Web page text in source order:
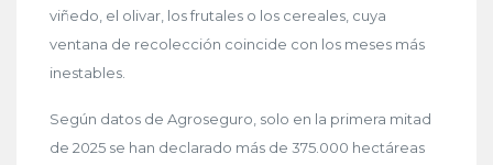
viñedo, el olivar, los frutales o los cereales, cuya
ventana de recolección coincide con los meses más
inestables.
Según datos de Agroseguro, solo en la primera mitad
de 2025 se han declarado más de 375.000 hectáreas